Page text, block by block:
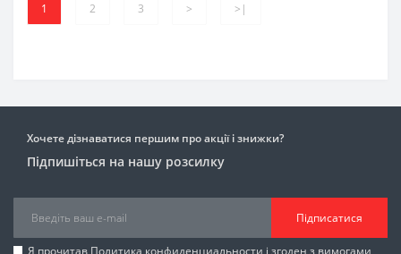
1 2 3 > >|
Хочете дізнаватися першим про акції і знижки?
Підпишіться на нашу розсилку
Підписатися
Я прочитав Политика конфиденциальности і згоден з вимогами